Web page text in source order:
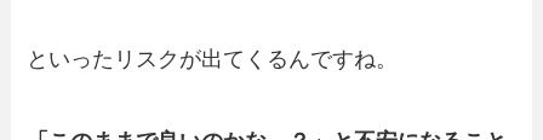
といったリスクが出てくるんですね。